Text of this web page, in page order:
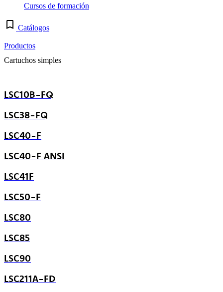
Cursos de formación
Catálogos
Productos
Cartuchos simples
LSC10B-FQ
LSC38-FQ
LSC40-F
LSC40-F ANSI
LSC41F
LSC50-F
LSC80
LSC85
LSC90
LSC211A-FD